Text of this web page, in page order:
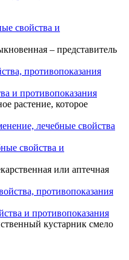
свойства и
– представитель
и противопоказания
растение, которое
свойства и
или аптечная
и противопоказания
кустарник смело